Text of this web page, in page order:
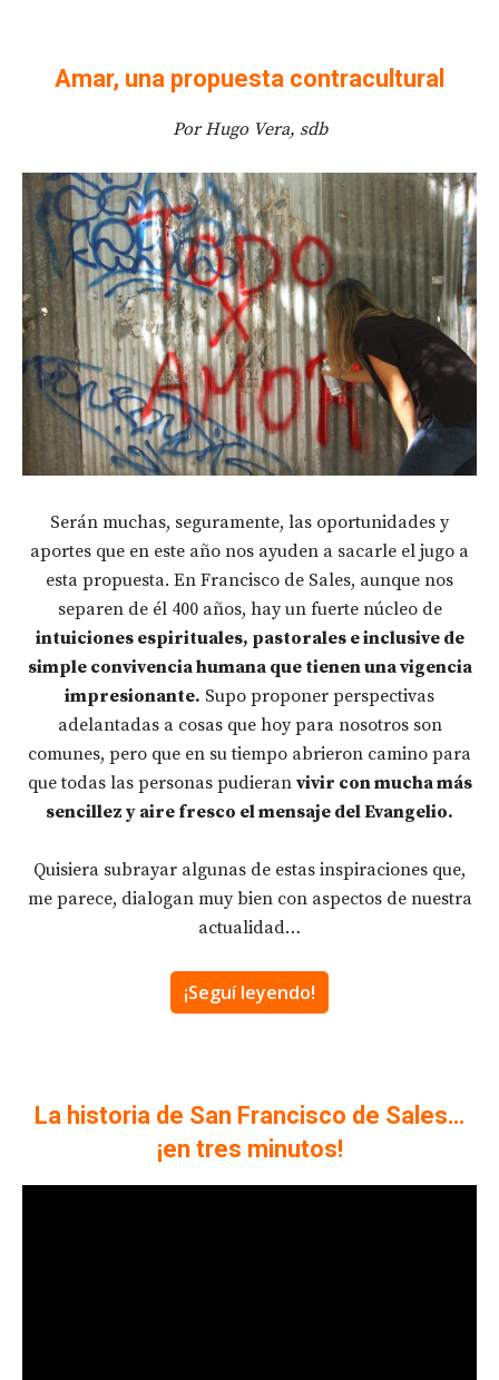
Amar, una propuesta contracultural
Por Hugo Vera, sdb
Serán muchas, seguramente, las oportunidades y
aportes que en este año nos ayuden a sacarle el jugo a
esta propuesta. En Francisco de Sales, aunque nos
separen de él 400 años, hay un fuerte núcleo de
intuiciones espirituales, pastorales e inclusive de
simple convivencia humana que tienen una vigencia
impresionante. Supo proponer perspectivas
adelantadas a cosas que hoy para nosotros son
comunes, pero que en su tiempo abrieron camino para
que todas las personas pudieran vivir con mucha más
sencillez y aire fresco el mensaje del Evangelio.
Quisiera subrayar algunas de estas inspiraciones que,
me parece, dialogan muy bien con aspectos de nuestra
actualidad…
¡Seguí leyendo!
La historia de San Francisco de Sales…
¡en tres minutos!